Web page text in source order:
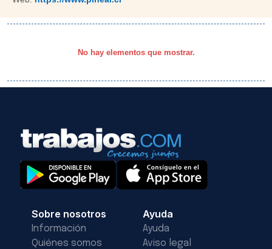
No hay elementos que mostrar.
Sobre nosotros
Información
Quiénes somos
Ayuda
Ayuda
Aviso legal